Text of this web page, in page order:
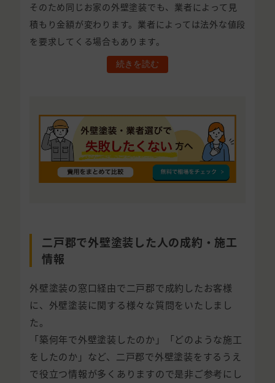
そのため同じお家の外壁塗装でも、業者によって見
積もり金額が変わります。業者によっては法外な値段
を要求してくる場合もあります。
続きを読む
二戸郡で外壁塗装した人の成約・施工
情報
外壁塗装の窓口経由で二戸郡で成約したお客様
に、外壁塗装に関する様々な質問をいたしまし
た。
「築何年で外壁塗装したのか」「どのような施工
をしたのか」など、二戸郡で外壁塗装をするうえ
で役立つ情報が多くありますので是非ご参考にし